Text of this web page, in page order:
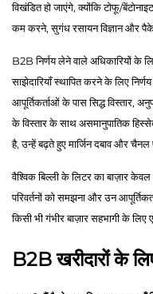
विखंडित हो जाएंगे, क्योंकि टोफू/
कम करने, सुगंध रसायन विज्ञान और
B2B निर्णय लेने वाले अधिकारियों के
साझेदारियाँ स्थापित करने के लिए
आपूर्तिकर्ताओं के पास सिद्ध विस्तार,
के विस्तार के साथ असमानुपातिक
है, उन्हें बढ़ते हुए मार्जिन दबाव और
वैश्विक बिल्ली के लिटर का बाज़ार केवल
परिवर्तनों को समझना और उन
किसी भी गंभीर बाज़ार सहभागी के
B2B खरीदारों के